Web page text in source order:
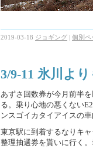
2019-03-18 ジョギング | 個別ペ
3/9-11 氷川よ
あずさ回数券が今月前半
る。乗り心地の悪くない
ンスゴイカタイアイスの
東京駅に到着するなりキ
整理抽選券を貰いに行く